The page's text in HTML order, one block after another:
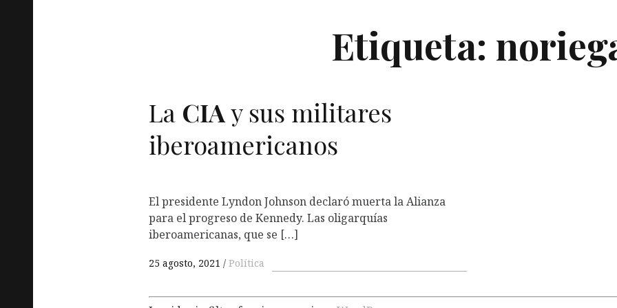
Etiqueta:
La CIAy sus militares
iberoamericanos
L
El presidente Lyndon Johnson declaró muerta la Alianza
para el progreso de Kennedy. Las oligarquías
iberoamericanas, que se […]
25 agosto, 2021 Política